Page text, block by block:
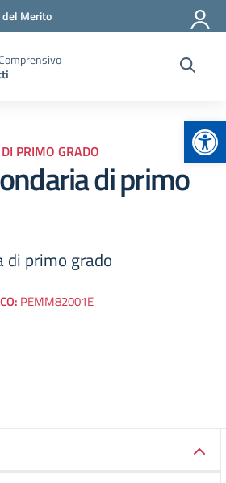
Merito
PRIMO GRADO
di primo
di primo grado
PEMM82001E